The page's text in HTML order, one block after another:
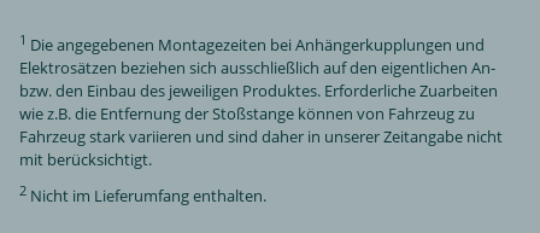
1 Die angegebenen Montagezeiten bei Anhängerkupplungen und
Elektrosätzen beziehen sich ausschließlich auf den eigentlichen An-
bzw. den Einbau des jeweiligen Produktes. Erforderliche Zuarbeiten
wie z.B. die Entfernung der Stoßstange können von Fahrzeug zu
Fahrzeug stark variieren und sind daher in unserer Zeitangabe nicht
mit berücksichtigt.
2 Nicht im Lieferumfang enthalten.